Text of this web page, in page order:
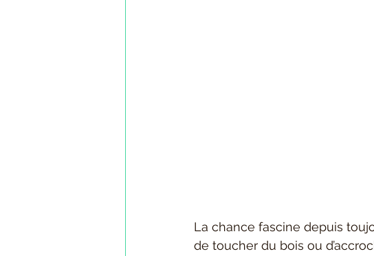
La chance fascine depuis
de toucher du bois ou